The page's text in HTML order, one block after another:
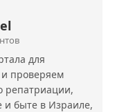
для
проверяем
репатриации,
и быте в Израиле,